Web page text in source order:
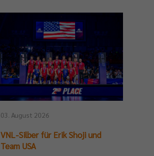
03. August 2026
VNL-Silber für Erik Shoji und
Team USA